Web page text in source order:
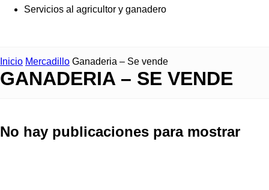
Servicios al agricultor y ganadero
Inicio Mercadillo Ganaderia – Se vende
GANADERIA – SE VENDE
No hay publicaciones para mostrar